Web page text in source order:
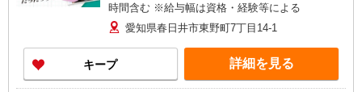
時間含む ※給与幅は資格・経験等による
愛知県春日井市東野町7丁目14-1
キープ 詳細を見る